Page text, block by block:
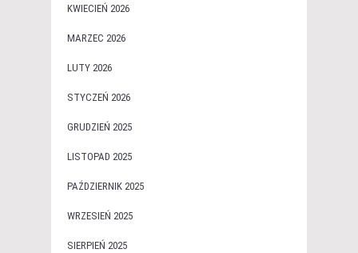
KWIECIEŃ 2026
MARZEC 2026
LUTY 2026
STYCZEŃ 2026
GRUDZIEŃ 2025
LISTOPAD 2025
PAŹDZIERNIK 2025
WRZESIEŃ 2025
SIERPIEŃ 2025